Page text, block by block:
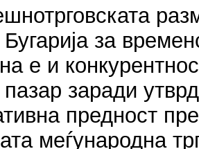
за
е и
пазар заради
предност
меѓународна